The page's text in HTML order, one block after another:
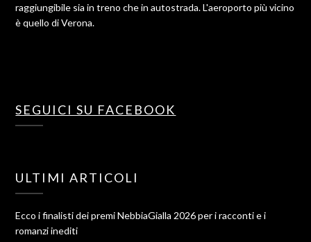
raggiungibile sia in treno che in autostrada. L'aeroporto più vicino
è quello di Verona.
SEGUICI SU FACEBOOK
ULTIMI ARTICOLI
Ecco i finalisti dei premi NebbiaGialla 2026 per i racconti e i
romanzi inediti